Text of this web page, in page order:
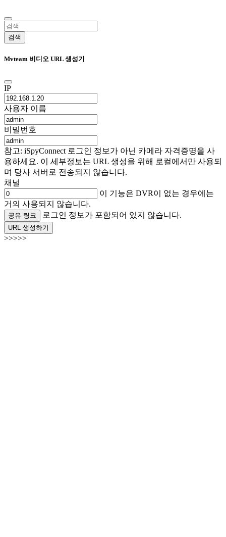
검색
Mvteam 비디오 URL 생성기
IP
사용자 이름
비밀번호
참고: iSpyConnect 로그인 정보가 아닌 카메라 자격증명을 사
용하세요. 이 세부정보는 URL 생성을 위해 로컬에서만 사용되
며 당사 서버로 전송되지 않습니다.
채널
이 기능은 DVR이 없는 경우에는
거의 사용되지 않습니다.
공유 링크 로그인 정보가 포함되어 있지 않습니다.
URL 생성하기
>>>>>